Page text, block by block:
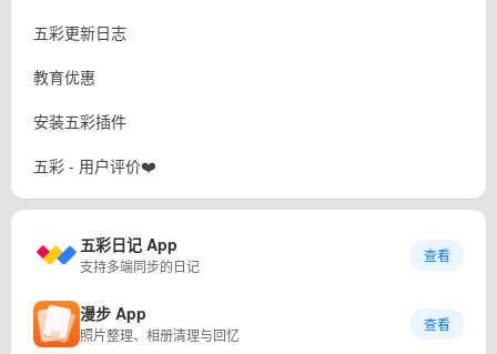
五彩更新日志
教育优惠
安装五彩插件
五彩 - 用户评价❤️
五彩日记 App
支持多端同步的日记
查看
漫步 App
照片整理、相册清理与回忆
查看